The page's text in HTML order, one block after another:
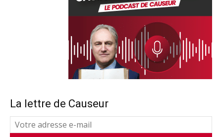
La lettre de Causeur